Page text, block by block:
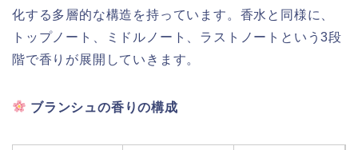
化する多層的な構造を持っています。香水と同様に、
トップノート、ミドルノート、ラストノートという3段
階で香りが展開していきます。
ブランシュの香りの構成